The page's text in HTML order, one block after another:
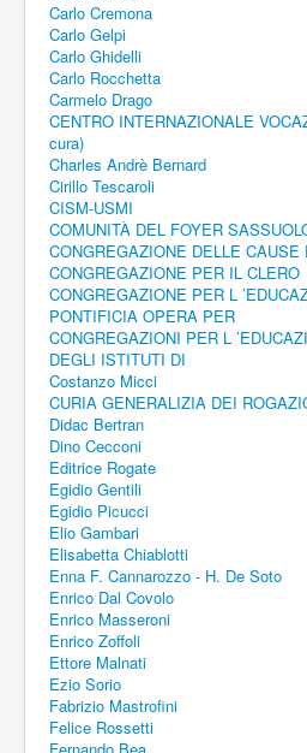
Carlo Cremona
Carlo Gelpi
Carlo Ghidelli
Carlo Rocchetta
Carmelo Drago
CENTRO INTERNAZIONALE
cura)
Charles Andrè Bernard
Cirillo Tescaroli
CISM-USMI
COMUNITÀ DEL FOYER
CONGREGAZIONE DELLE
CONGREGAZIONE PER IL CLERO
CONGREGAZIONE PER L
PONTIFICIA OPERA PER
CONGREGAZIONI PER L
DEGLI ISTITUTI DI
Costanzo Micci
CURIA GENERALIZIA DEI
Didac Bertran
Dino Cecconi
Editrice Rogate
Egidio Gentili
Egidio Picucci
Elio Gambari
Elisabetta Chiablotti
Enna F. Cannarozzo - H. De Soto
Enrico Dal Covolo
Enrico Masseroni
Enrico Zoffoli
Ettore Malnati
Ezio Sorio
Fabrizio Mastrofini
Felice Rossetti